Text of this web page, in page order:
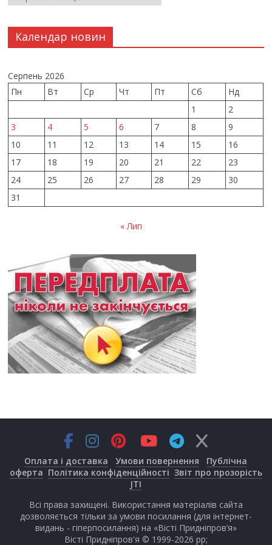
Календар новин
Серпень 2026
Пн
Вт Ср Чт Пт Сб
Нд
1
2
3
4 5 6 7 8
9
10
11 12 13 14 15
16
17
18 19 20 21 22
23
24
25 26 27 28 29
30
31
« Лип
Оплата і доставка Умови повернення
Публічна
оферта Політика конфіденційності Звіт про прозорість
JTI
Всі права захищені. Використання матеріалів сайта
дозволяється тільки за умови посилання (для інтернет-
видань - гіперпосилання) на «Вісті Придніпров’я»
Вісті Придніпров'я © 1999-2026 рр;